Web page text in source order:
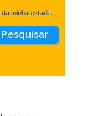
minha estadia